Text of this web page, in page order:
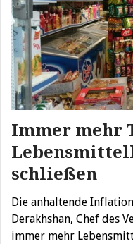
Immer mehr
schließen
Die anhaltende
Derakhshan, Chef des
immer mehr